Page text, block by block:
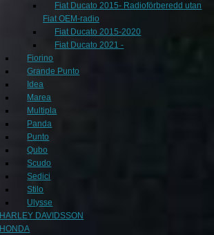
Fiat Ducato 2015- Radioförberedd utan
Fiat OEM-radio
Fiat Ducato 2015-2020
Fiat Ducato 2021 -
Fiorino
Grande Punto
Idea
Marea
Multipla
Panda
Punto
Qubo
Scudo
Sedici
Stilo
Ulysse
HARLEY DAVIDSSON
HONDA